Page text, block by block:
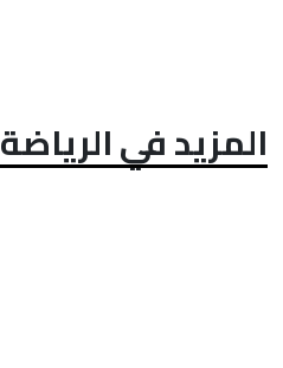
المزيد في الرياضة